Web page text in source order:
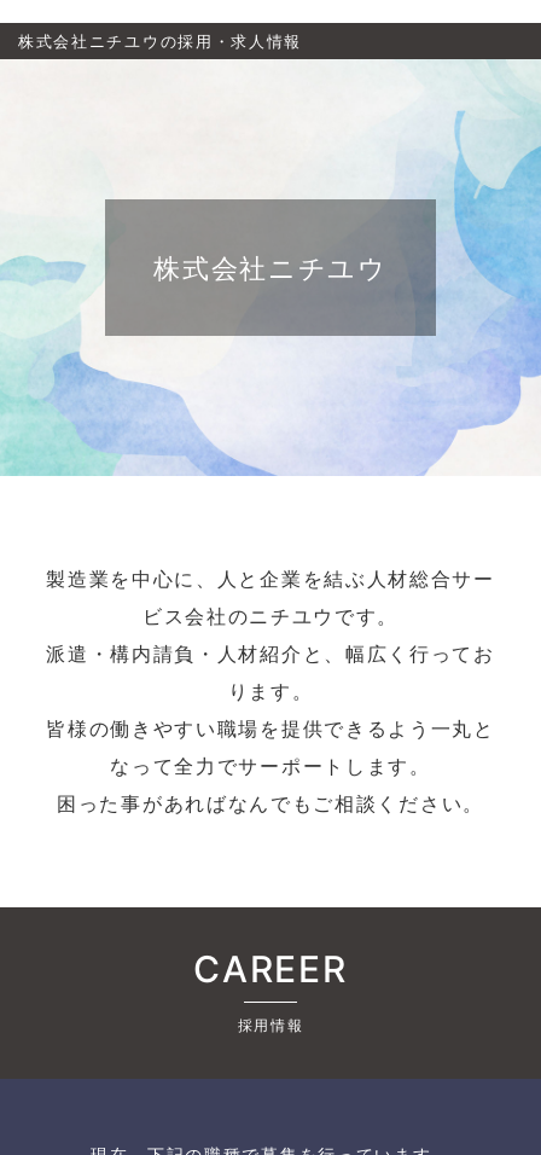
株式会社ニチユウの採用・求人情報
株式会社ニチユウ
製造業を中心に、人と企業を結ぶ人材総合サー
ビス会社のニチユウです。
派遣・構内請負・人材紹介と、幅広く行ってお
ります。
皆様の働きやすい職場を提供できるよう一丸と
なって全力でサーポートします。
困った事があればなんでもご相談ください。
CAREER
採用情報